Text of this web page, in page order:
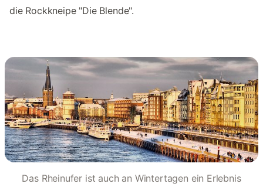
die Rockkneipe "Die Blende".
Das Rheinufer ist auch an Wintertagen ein Erlebnis